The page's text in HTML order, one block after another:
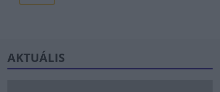
AKTUÁLIS